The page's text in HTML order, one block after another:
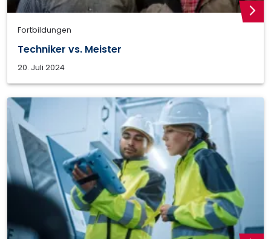
Fortbildungen
Techniker vs. Meister
20. Juli 2024